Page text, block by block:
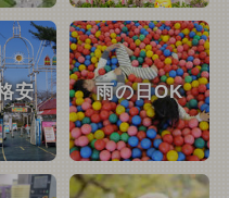
安 雨の日OK